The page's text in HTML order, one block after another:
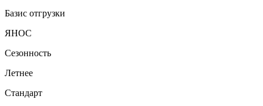
Базис отгрузки
ЯНОС
Сезонность
Летнее
Стандарт